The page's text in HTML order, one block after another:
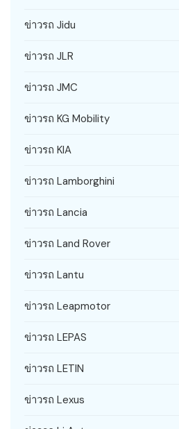
ข่าวรถ Jidu
ข่าวรถ JLR
ข่าวรถ JMC
ข่าวรถ KG Mobility
ข่าวรถ KIA
ข่าวรถ Lamborghini
ข่าวรถ Lancia
ข่าวรถ Land Rover
ข่าวรถ Lantu
ข่าวรถ Leapmotor
ข่าวรถ LEPAS
ข่าวรถ LETIN
ข่าวรถ Lexus